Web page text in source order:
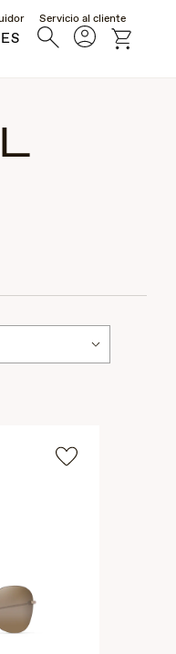
Servicio al cliente
BúsquedaCuentaCarro